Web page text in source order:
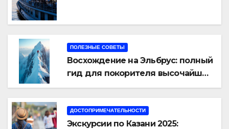
ПОЛЕЗНЫЕ СОВЕТЫ
Восхождение на Эльбрус: полный
гид для покорителя высочайшей
вершины Европы
ДОСТОПРИМЕЧАТЕЛЬНОСТИ
Экскурсии по Казани 2025: